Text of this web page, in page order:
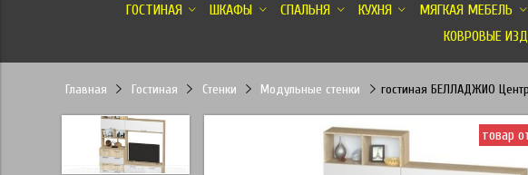
ГОСТИНАЯ ШКАФЫ СПАЛЬНЯ КУХНЯ МЯГКАЯ МЕБЕЛЬ
КОВРОВЫЕ
Главная Гостиная Стенки Модульные стенки гостиная БЕЛЛАДЖИО
товар